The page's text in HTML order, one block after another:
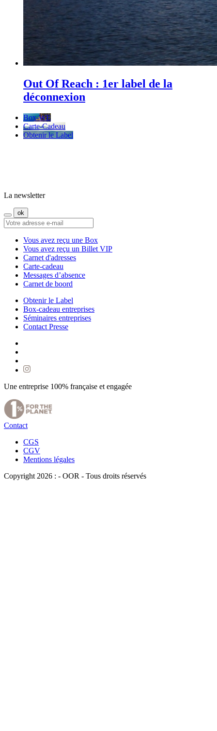
Out Of Reach : 1er label de la
déconnexion
Box-WE
Carte-Cadeau
Obtenir le Label
La newsletter
Vous avez reçu une Box
Vous avez reçu un Billet VIP
Carnet d'adresses
Carte-cadeau
Messages d’absence
Carnet de boord
Obtenir le Label
Box-cadeau entreprises
Séminaires entreprises
Contact Presse
Une entreprise 100% française et engagée
Contact
CGS
CGV
Mentions légales
Copyright 2026 : - OOR - Tous droits réservés